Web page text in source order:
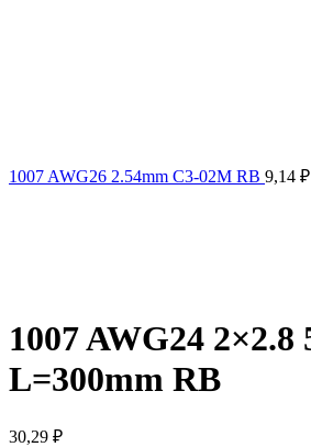
1007 AWG26 2.54mm C3-02M RB 9,14 ₽
1007 AWG24 2×2.8
L=300mm RB
30,29 ₽